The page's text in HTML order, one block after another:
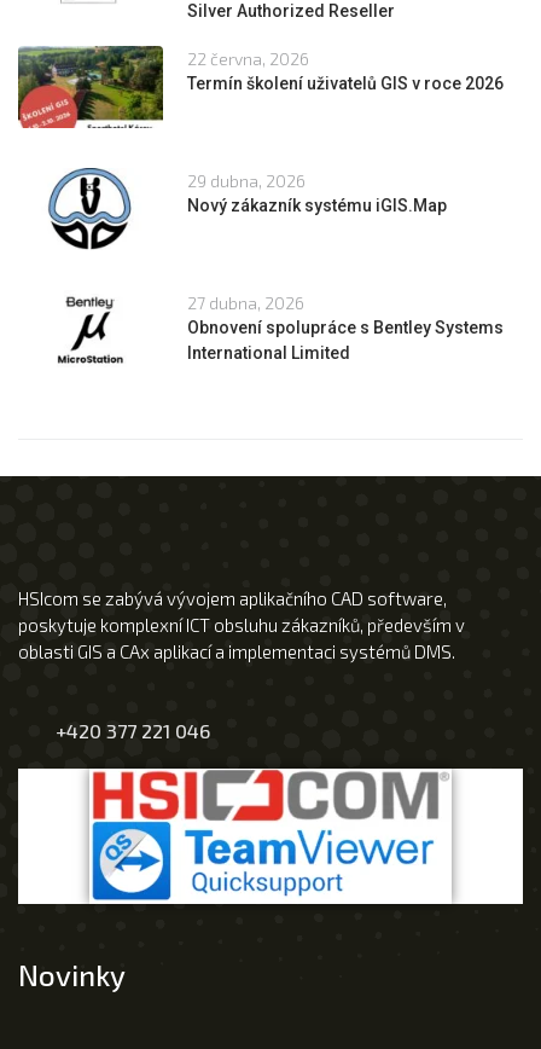
Silver Authorized Reseller
22 června, 2026
Termín školení uživatelů GIS v roce 2026
29 dubna, 2026
Nový zákazník systému iGIS.Map
27 dubna, 2026
Obnovení spolupráce s Bentley Systems
International Limited
HSIcom se zabývá vývojem aplikačního CAD software,
poskytuje komplexní ICT obsluhu zákazníků, především v
oblasti GIS a CAx aplikací a implementaci systémů DMS.
+420 377 221 046
Novinky